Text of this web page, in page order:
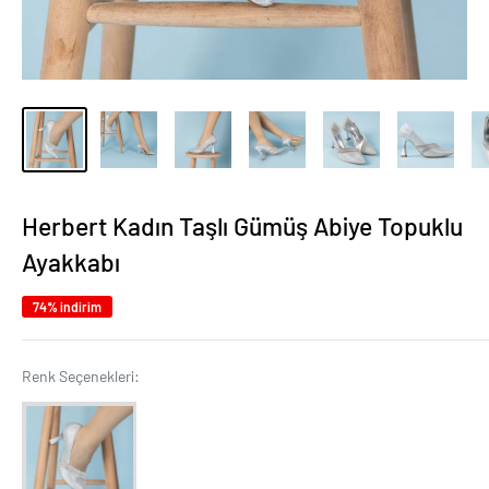
Herbert Kadın Taşlı Gümüş Abiye Topuklu
Ayakkabı
74% indirim
Renk Seçenekleri: